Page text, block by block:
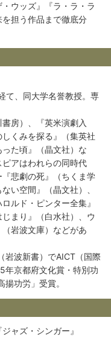
ウッズ』『ラ・ラ・ラ
担う作品まで徹底分
て、同大学名誉教授。専
房）、『英米演劇入
くみを探る』（集英社
た頃』（晶文社）な
アはわれらの同時代
悲劇の死』（ちくま学
い空間』（晶文社）、
ルド・ピンター全集』
まり』（白水社）、ウ
岩波文庫）などがあ
岩波新書）でAICT（国際
年京都府文化賞・特別功
功労」受賞。
ャズ・シンガー』